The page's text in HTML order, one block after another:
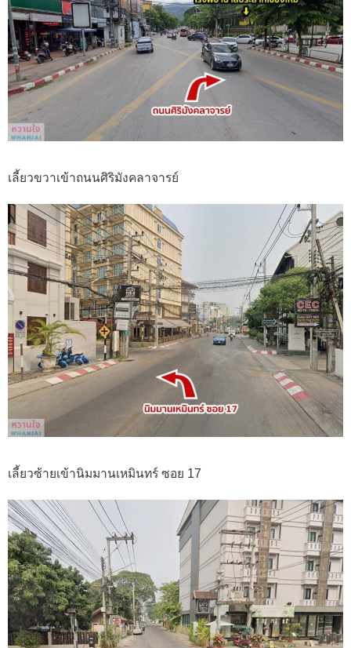
เลี้ยวขวาเข้าถนนศิริมังคลาจารย์
เลี้ยวซ้ายเข้านิมมานเหมินทร์ ซอย 17